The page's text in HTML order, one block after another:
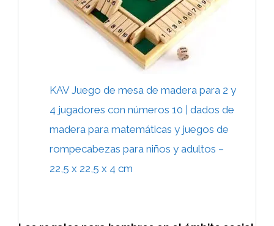
KAV Juego de mesa de madera para 2 y
4 jugadores con números 10 | dados de
madera para matemáticas y juegos de
rompecabezas para niños y adultos –
22,5 x 22,5 x 4 cm